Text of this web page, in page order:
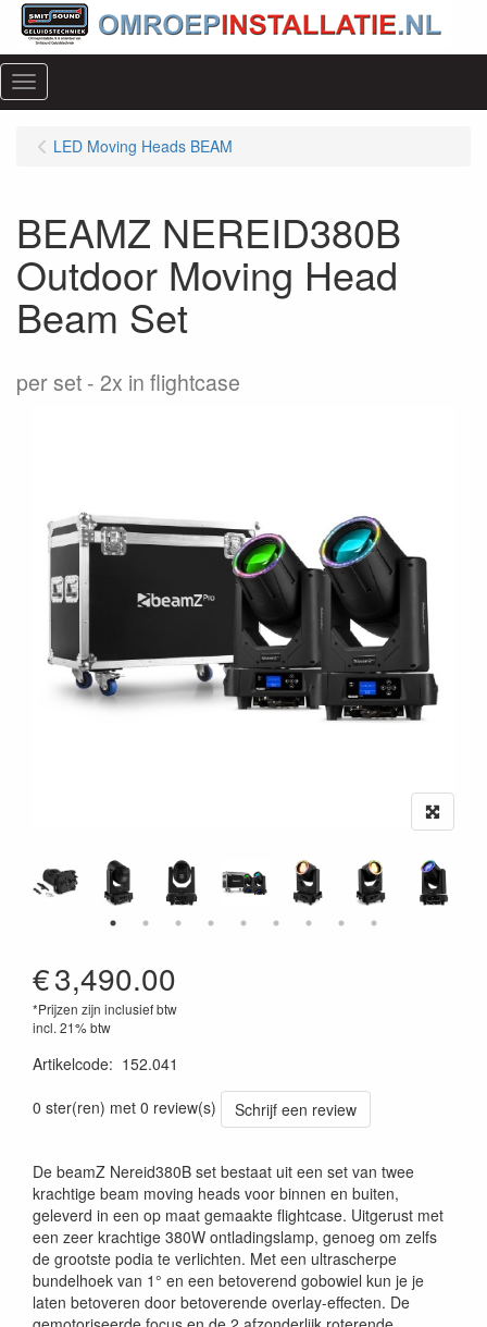
Menu
LED Moving Heads BEAM
BEAMZ NEREID380B
Outdoor Moving Head
Beam Set
per set 2x in flightcase
€3,490.00
*Prijzen zijn inclusief btw
incl. 21% btw
Artikelcode: 152.041
0 ster(ren) met 0 review(s)
Schrijf een review
De beamZ Nereid380B set bestaat uit een set van twee
krachtige beam moving heads voor binnen en buiten,
geleverd in een op maat gemaakte flightcase. Uitgerust met
een zeer krachtige 380W ontladingslamp, genoeg om zelfs
de grootste podia te verlichten. Met een ultrascherpe
bundelhoek van 1° en een betoverend gobowiel kun je je
laten betoveren door betoverende overlay-effecten. De